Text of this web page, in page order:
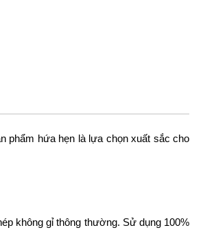
phẩm hứa hẹn là lựa chọn xuất sắc cho
không gỉ thông thường. Sử dụng 100%